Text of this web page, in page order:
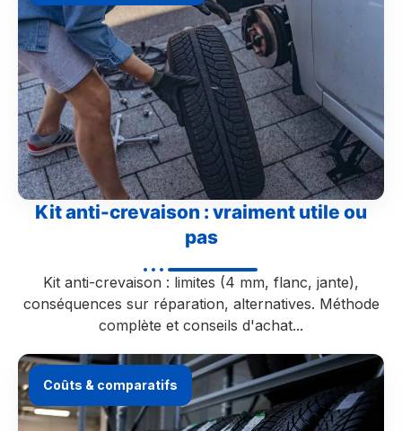
Kit anti-crevaison : vraiment utile ou
pas
Kit anti-crevaison : limites (4 mm, flanc, jante),
conséquences sur réparation, alternatives. Méthode
complète et conseils d'achat...
Coûts & comparatifs